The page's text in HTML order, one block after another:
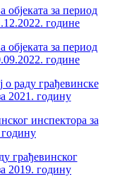
за период
године
за период
године
раду грађевинске
2021. годину
инспектора за
грађевинског
2019. годину